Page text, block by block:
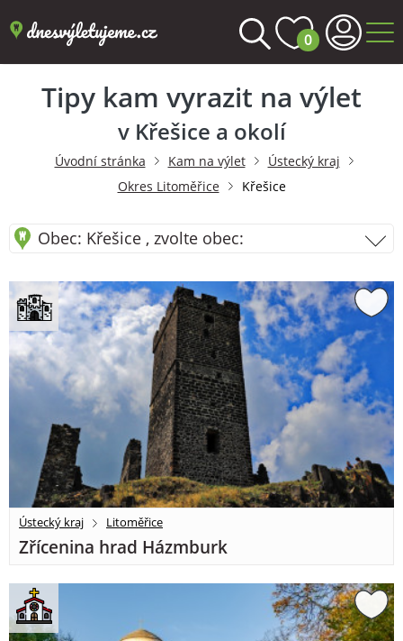
0
Tipy kam vyrazit na výlet
v Křešice a okolí
Úvodní stránka Kam na výlet
Ústecký kraj
Okres Litoměřice
Křešice
Obec: Křešice , zvolte obec:
Ústecký kraj Litoměřice
Zřícenina hrad Házmburk